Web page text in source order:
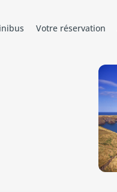
Votre réservation